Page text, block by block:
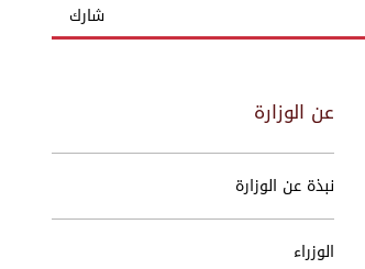
شارك
عن الوزارة
نبذة عن الوزارة
الوزراء